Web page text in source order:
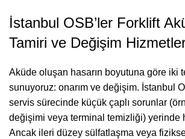
İstanbul OSB’ler Forklift
Tamiri ve Değişim
Aküde oluşan hasarın boyutuna göre iki
sunuyoruz: onarım ve değişim. İstanbul
servis sürecinde küçük çaplı sorunlar
değişimi veya terminal temizliği) yerinde
Ancak ileri düzey sülfatlaşma veya